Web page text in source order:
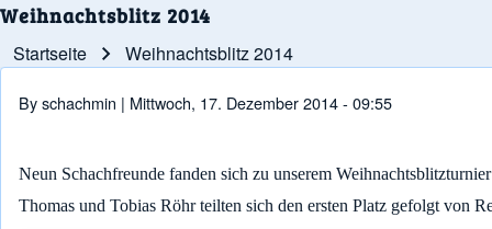
Weihnachtsblitz 2014
Pfadnavigation
Startseite Weihnachtsblitz 2014
Byschachmin | Mittwoch, 17. Dezember 2014 - 09:55
Neun Schachfreunde fanden sich zu unserem
Thomas und Tobias Röhr teilten sich den ersten Platz gefolgt von